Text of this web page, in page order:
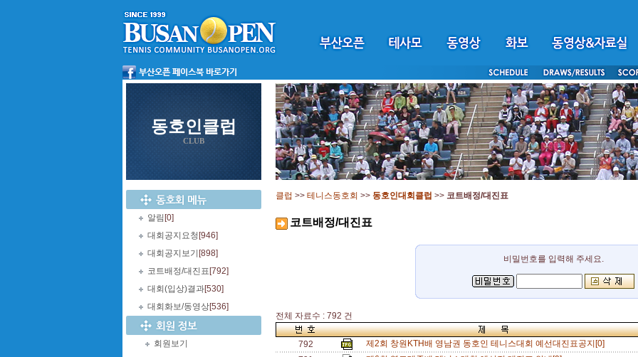
동호인클럽
CLUB
알림 [0]
대회공지요청 [946]
대회공지보기 [898]
코트배정/대진표 [792]
대회(입상)결과[530]
대회화보/동영상[536]
회원보기
클럽 >> 테니스동호회 >> 동호인대회클럽 >> 코트배정/대진표
코트배정/대진표
비밀번호를 입력해 주세요.
전체 자료수 : 792 건
792
제2회 창원KTH배 영남권 동호인 테니스대회 예선대진표공지[0]